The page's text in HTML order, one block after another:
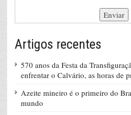
Artigos recentes
570 anos da Festa da
enfrentar o Calvário, as horas de
Azeite mineiro é o primeiro do
mundo